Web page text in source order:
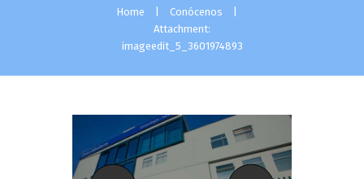
Home
Conócenos
Attachment:
imageedit_5_3601974893